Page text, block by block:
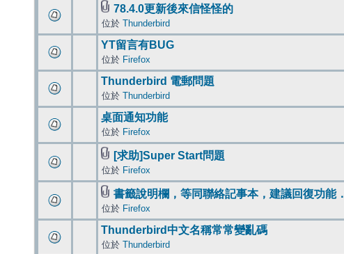
78.4.0更新後來信怪怪的
位於 Thunderbird
YT留言有BUG
位於 Firefox
Thunderbird 電郵問題
位於 Thunderbird
桌面通知功能
位於 Firefox
[求助]Super Start問題
位於 Firefox
書籤說明欄，等同聯絡記事本，建議回復功能．
位於 Firefox
Thunderbird中文名稱常常變亂碼
位於 Thunderbird